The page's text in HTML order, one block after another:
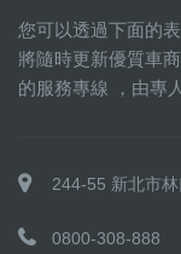
您可以透過下面的
將隨時更新優質車
的服務專線 ，由專
244-55 新北市
0800-308-888